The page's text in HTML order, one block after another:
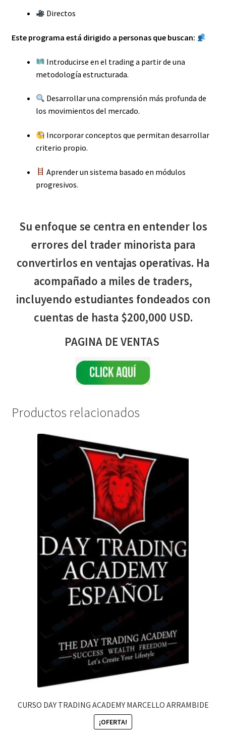
Directos
Este programa está dirigido a personas que buscan:
Introducirse en el trading a partir de una
metodología estructurada.
Desarrollar una comprensión más profunda de
los movimientos del mercado.
Incorporar conceptos que permitan desarrollar
criterio propio.
Aprender un sistema basado en módulos
progresivos.
Su enfoque se centra en entender los
errores del trader minorista para
convertirlos en ventajas operativas. Ha
acompañado a miles de traders,
incluyendo estudiantes fondeados con
cuentas de hasta $200,000 USD.
PAGINA DE VENTAS
Productos relacionados
CURSO DAY TRADING ACADEMY MARCELLO ARRAMBIDE
¡OFERTA!